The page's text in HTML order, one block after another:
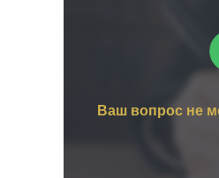
Ваш вопрос не